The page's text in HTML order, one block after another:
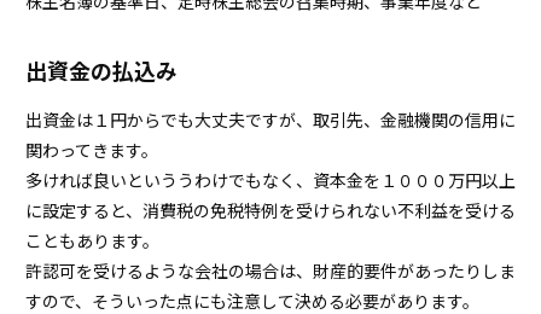
出資金の払込み
出資金は１円からでも大丈夫ですが、取引先、金融機関の信用に
関わってきます。
多ければ良いといううわけでもなく、資本金を１０００万円以上
に設定すると、消費税の免税特例を受けられない不利益を受ける
こともあります。
許認可を受けるような会社の場合は、財産的要件があったりしま
すので、そういった点にも注意して決める必要があります。